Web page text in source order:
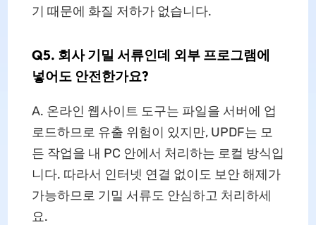
기 때문에 화질 저하가 없습니다.
Q5. 회사 기밀 서류인데 외부 프로그램에
넣어도 안전한가요?
A. 온라인 웹사이트 도구는 파일을 서버에 업
로드하므로 유출 위험이 있지만, UPDF는 모
든 작업을 내 PC 안에서 처리하는 로컬 방식입
니다. 따라서 인터넷 연결 없이도 보안 해제가
가능하므로 기밀 서류도 안심하고 처리하세
요.